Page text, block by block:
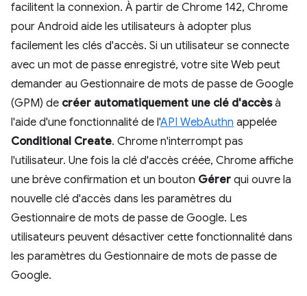
facilitent la connexion. À partir de Chrome 142, Chrome
pour Android aide les utilisateurs à adopter plus
facilement les clés d'accès. Si un utilisateur se connecte
avec un mot de passe enregistré, votre site Web peut
demander au Gestionnaire de mots de passe de Google
(GPM) de créer automatiquement une clé d'accèsà
l'aide d'une fonctionnalité de l'API WebAuthn appelée
Conditional Create. Chrome n'interrompt pas
l'utilisateur. Une fois la clé d'accès créée, Chrome affiche
une brève confirmation et un bouton Gérer qui ouvre la
nouvelle clé d'accès dans les paramètres du
Gestionnaire de mots de passe de Google. Les
utilisateurs peuvent désactiver cette fonctionnalité dans
les paramètres du Gestionnaire de mots de passe de
Google.